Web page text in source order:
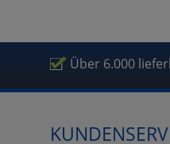
Über 6.000
Cookies
Einstellungen